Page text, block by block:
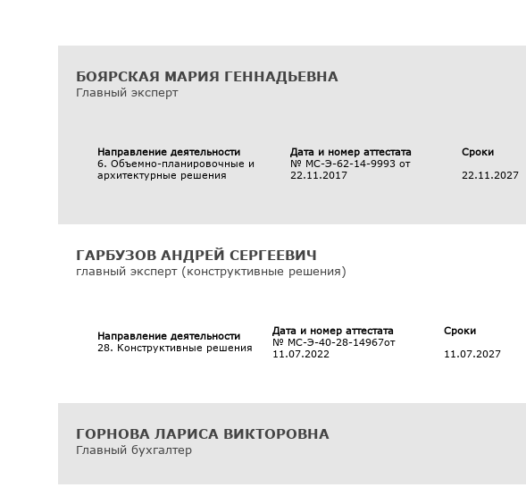
БОЯРСКАЯ МАРИЯ ГЕННАДЬЕВНА
Главный эксперт
Направление деятельности
6. Объемно-планировочные и
архитектурные решения
Дата и номер аттестата
№ МС-Э-62-14-9993 от
22.11.2017
Сроки
22.11.2027
ГАРБУЗОВ АНДРЕЙ СЕРГЕЕВИЧ
главный эксперт (конструктивные решения)
Направление деятельности
28. Конструктивные решения
Дата и номер аттестата
№ МС-Э-40-28-14967от
11.07.2022
Сроки
11.07.2027
ГОРНОВА ЛАРИСА ВИКТОРОВНА
Главный бухгалтер